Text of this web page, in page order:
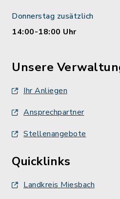
Donnerstag zusätzlich
14:00-18:00 Uhr
Unsere
Ihr Anliegen
Ansprechpartner
Stellenangebote
Quicklinks
Landkreis Miesbach